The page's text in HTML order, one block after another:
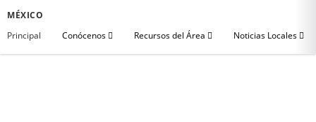
MÉXICO
Principal
Conócenos Recursos del Área Noticias Locales